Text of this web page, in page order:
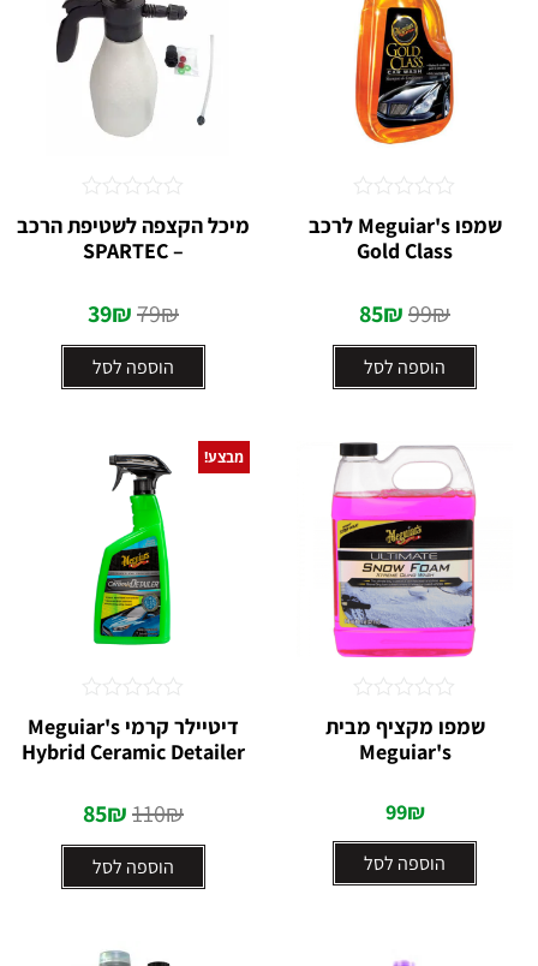
שמפו Meguiar's לרכב
Gold Class
99₪
85₪
הוספה לסל
דורג
0
מיכל הקצפה לשטיפת הרכב
– SPARTEC
79₪
39₪
הוספה לסל
0
מתוך
שמפו מקציף מבית
Meguiar's
99₪
הוספה לסל
0
מבצע!
דיטיילר קרמי Meguiar's
Hybrid Ceramic Detailer
110₪
85₪
הוספה לסל
דורג
0
מתוך